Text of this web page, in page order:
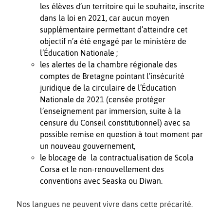
les élèves d’un territoire qui le souhaite, inscrite
dans la loi en 2021, car aucun moyen
supplémentaire permettant d’atteindre cet
objectif n’a été engagé par le ministère de
l’Éducation Nationale ;
les alertes de la chambre régionale des
comptes de Bretagne pointant l’insécurité
juridique de la circulaire de l’Éducation
Nationale de 2021 (censée protéger
l’enseignement par immersion, suite à la
censure du Conseil constitutionnel) avec sa
possible remise en question à tout moment par
un nouveau gouvernement,
le blocage de la contractualisation de Scola
Corsa et le non-renouvellement des
conventions avec Seaska ou Diwan.
Nos langues ne peuvent vivre dans cette précarité.